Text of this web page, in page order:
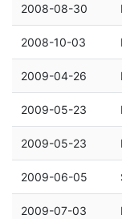
2008-08-30
2008-10-03
2009-04-26
2009-05-23
2009-05-23
2009-06-05
2009-07-03